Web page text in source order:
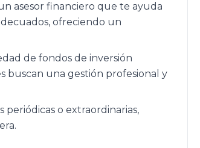
asesor financiero que te ayuda
ofreciendo un
de fondos de inversión
buscan una gestión profesional y
o extraordinarias,